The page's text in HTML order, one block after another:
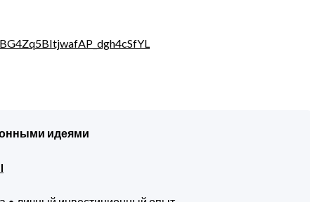
идеями